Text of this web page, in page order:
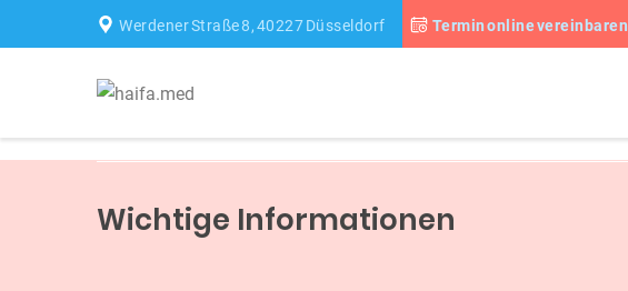
Werdener Straße 8, 40227 Düsseldorf Termin online vereinbaren
Wichtige Informationen